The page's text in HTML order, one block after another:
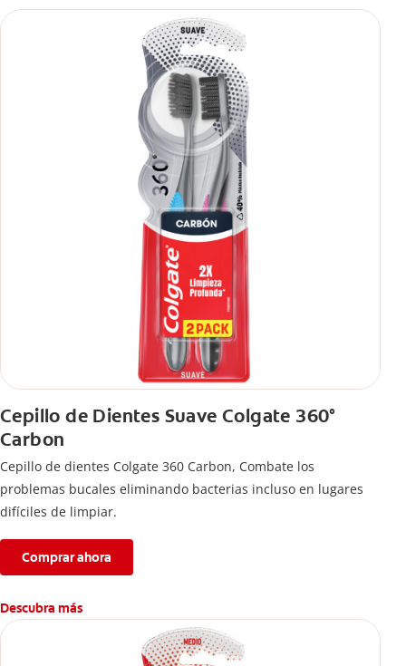
Cepillo de Dientes Suave Colgate 360°
Carbon
Cepillo de dientes Colgate 360 ​​Carbon, Combate los
problemas bucales eliminando bacterias incluso en lugares
difíciles de limpiar.
Comprar ahora
Descubra más